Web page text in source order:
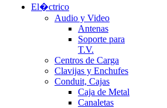
El�ctrico
Audio y Video
Antenas
Soporte para
T.V.
Centros de Carga
Clavijas y Enchufes
Conduit, Cajas
Caja de Metal
Canaletas